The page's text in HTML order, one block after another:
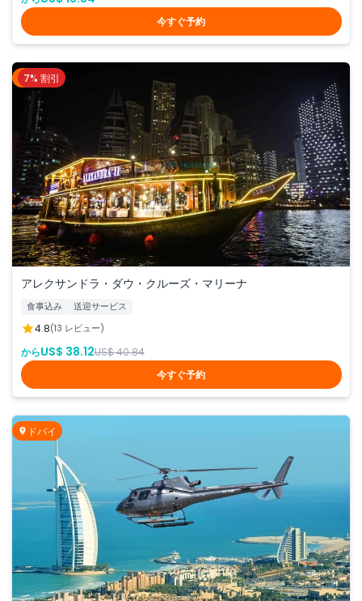
今すぐ予約
ドバイ
7% 割引
アレクサンドラ・ダウ・クルーズ・マリーナ
食事込み 送迎サービス
4.8(13 レビュー)
からUS$ 38.12US$ 40.84
今すぐ予約
ドバイ